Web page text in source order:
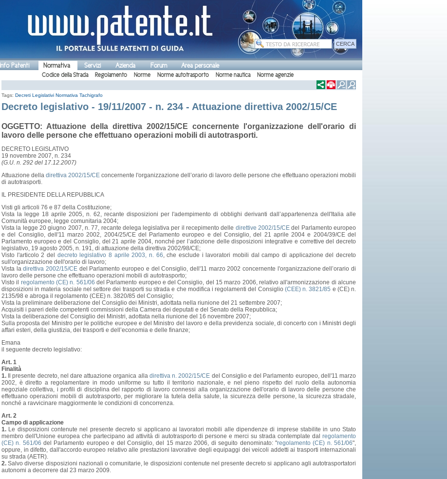
Info Patenti Normativa Servizi Azienda Forum Area personale
Codice della Strada Regolamento Norme Norme autotrasporto Norme nautica
Norme agenzie
Tags: Decreti Legislativi Normativa Tachigrafo
Decreto legislativo - 19/11/2007 - n. 234 - Attuazione direttiva 2002/15/CE
OGGETTO: Attuazione della direttiva 2002/15/CE concernente l'organizzazione dell'orario di
lavoro delle persone che effettuano operazioni mobili di autotrasporti.
DECRETO LEGISLATIVO
19 novembre 2007, n. 234
(G.U. n. 292 del 17.12.2007)
Attuazione della direttiva 2002/15/CE concernente l'organizzazione dell’orario di lavoro delle persone che effettuano operazioni mobili
di autotrasporti.
IL PRESIDENTE DELLA REPUBBLICA
Visti gli articoli 76 e 87 della Costituzione;
Vista la legge 18 aprile 2005, n. 62, recante disposizioni per l'adempimento di obblighi derivanti dall’appartenenza dell'Italia alle
Comunità europee, legge comunitaria 2004;
Vista la legge 20 giugno 2007, n. 77, recante delega legislativa per il recepimento delle direttive 2002/15/CE del Parlamento europeo
e del Consiglio, dell'11 marzo 2002, 2004/25/CE del Parlamento europeo e del Consiglio, del 21 aprile 2004 e 2004/39/CE del
Parlamento europeo e del Consiglio, del 21 aprile 2004, nonché per l’adozione delle disposizioni integrative e correttive del decreto
legislativo, 19 agosto 2005, n. 191, di attuazione della direttiva 2002/98/CE;
Visto l'articolo 2 del decreto legislativo 8 aprile 2003, n. 66, che esclude i lavoratori mobili dal campo di applicazione del decreto
sull'organizzazione dell'orario di lavoro;
Vista ladirettiva 2002/15/CE del Parlamento europeo e del Consiglio, dell'11 marzo 2002 concernente l'organizzazione dell’orario di
lavoro delle persone che effettuano operazioni mobili di autotrasporto;
Visto il regolamento (CE) n. 561/06 del Parlamento europeo e del Consiglio, del 15 marzo 2006, relativo all'armonizzazione di alcune
disposizioni in materia sociale nel settore dei trasporti su strada e che modifica i regolamenti del Consiglio (CEE) n. 3821/85 e (CE) n.
2135/98 e abroga il regolamento (CEE) n. 3820/85 del Consiglio;
Vista la preliminare deliberazione del Consiglio dei Ministri, adottata nella riunione del 21 settembre 2007;
Acquisiti i pareri delle competenti commissioni della Camera dei deputati e del Senato della Repubblica;
Vista la deliberazione del Consiglio dei Ministri, adottata nella riunione del 16 novembre 2007;
Sulla proposta del Ministro per le politiche europee e del Ministro del lavoro e della previdenza sociale, di concerto con i Ministri degli
affari esteri, della giustizia, dei trasporti e dell’economia e delle finanze;
Emana
il seguente decreto legislativo:
Art. 1
Finalità
1. Il presente decreto, nel dare attuazione organica alla direttiva n. 2002/15/CE del Consiglio e del Parlamento europeo, dell'11 marzo
2002, è diretto a regolamentare in modo uniforme su tutto il territorio nazionale, e nel pieno rispetto del ruolo della autonomia
negoziale collettiva, i profili di disciplina del rapporto di lavoro connessi alla organizzazione dell'orario di lavoro delle persone che
effettuano operazioni mobili di autotrasporto, per migliorare la tutela della salute, la sicurezza delle persone, la sicurezza stradale,
nonché a ravvicinare maggiormente le condizioni di concorrenza.
Art. 2
Campo di applicazione
1. Le disposizioni contenute nel presente decreto si applicano ai lavoratori mobili alle dipendenze di imprese stabilite in uno Stato
membro dell'Unione europea che partecipano ad attività di autotrasporto di persone e merci su strada contemplate dal regolamento
(CE) n. 561/06 del Parlamento europeo e del Consiglio, del 15 marzo 2006, di seguito denominato: "regolamento (CE) n. 561/06",
oppure, in difetto, dall'accordo europeo relativo alle prestazioni lavorative degli equipaggi dei veicoli addetti ai trasporti internazionali
su strada (AETR).
2. Salvo diverse disposizioni nazionali o comunitarie, le disposizioni contenute nel presente decreto si applicano agli autotrasportatori
autonomi a decorrere dal 23 marzo 2009.